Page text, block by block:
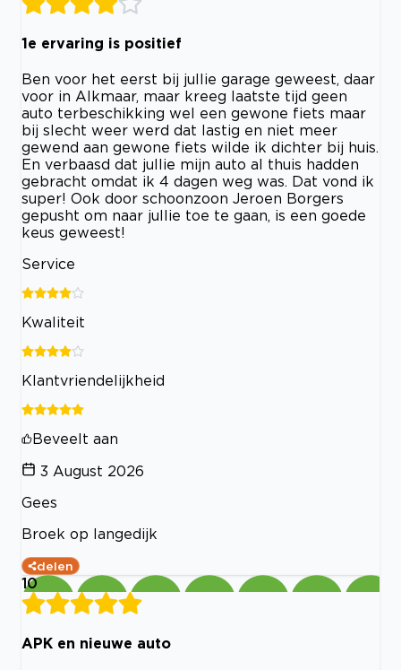
1e ervaring is positief
Ben voor het eerst bij jullie garage geweest, daar
voor in Alkmaar, maar kreeg laatste tijd geen
auto terbeschikking wel een gewone fiets maar
bij slecht weer werd dat lastig en niet meer
gewend aan gewone fiets wilde ik dichter bij huis.
En verbaasd dat jullie mijn auto al thuis hadden
gebracht omdat ik 4 dagen weg was. Dat vond ik
super! Ook door schoonzoon Jeroen Borgers
gepusht om naar jullie toe te gaan, is een goede
keus geweest!
Service
Kwaliteit
Klantvriendelijkheid
Beveelt aan
3 August 2026
Gees
Broek op langedijk
delen
10
APK en nieuwe auto